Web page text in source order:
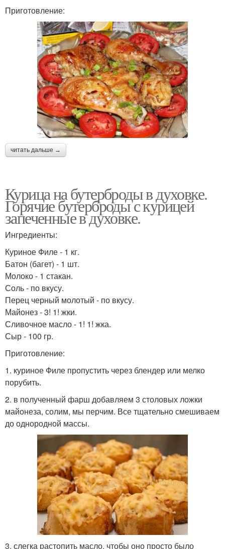
Приготовление:
читать дальше →
Курица на бутерброды в духовке.
Горячие бутерброды с курицей
запеченные в духовке.
Ингредиенты:
Куриное Филе - 1 кг.
Батон (багет) - 1 шт.
Молоко - 1 стакан.
Соль - по вкусу.
Перец черный молотый - по вкусу.
Майонез - 3! 1! жки.
Сливочное масло - 1! 1! жка.
Сыр - 100 гр.
Приготовление:
1. куриное Филе пропустить через блендер или мелко
порубить.
2. в полученный фарш добавляем 3 столовых ложки
майонеза, солим, мы перчим. Все тщательно смешиваем
до однородной массы.
3. слегка растопить масло, чтобы оно просто было